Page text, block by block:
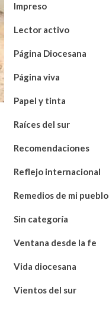
Impreso
Lector activo
Página Diocesana
Página viva
Papel y tinta
Raíces del sur
Recomendaciones
Reflejo internacional
Remedios de mi pueblo
Sin categoría
Ventana desde la fe
Vida diocesana
Vientos del sur